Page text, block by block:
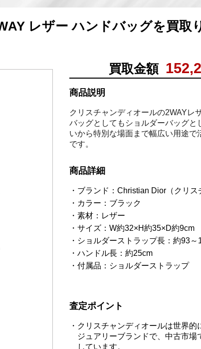
レザー ハンドバッグを買取
買取金額
商品説明
クリスチャンディオールの2WAYレ
バッグとしてもショルダーバッグと
いから特別な場面まで幅広い用途で
です。
商品詳細
ブランド：Christian Dior（クリス
カラー：ブラック
素材：レザー
サイズ：W約32×H約35×D約9cm
ショルダーストラップ長：約93～
ハンドル長：約25cm
付属品：ショルダーストラップ
査定ポイント
クリスチャンディオールは世界的
ジュアリーブランドで、中古市場
しています。